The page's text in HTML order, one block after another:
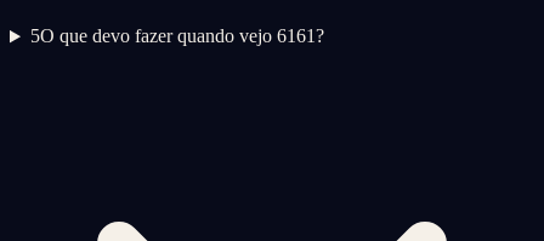
5O que devo fazer quando vejo 6161?